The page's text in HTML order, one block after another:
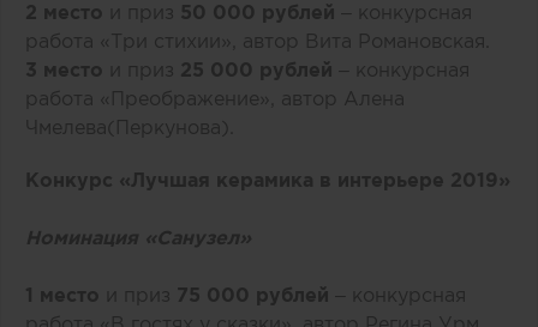
2 место и приз 50 000 рублей – конкурсная
работа «Три стихии» , автор Вита Романовская
3 место и приз 25 000 рублей – конкурсная
работа «Преображение» , автор Алена
Чмелева(Перкунова).
Конкурс «Лучшая керамика в интерьере 2019»
Номинация «Санузел»
1 место и приз 75 000 рублей – конкурсная